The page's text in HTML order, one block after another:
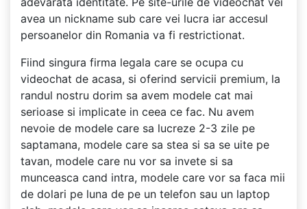
avea un nickname sub care vei lucra iar accesul
persoanelor din Romania va fi restrictionat.
Fiind singura firma legala care se ocupa cu
videochat de acasa, si oferind servicii premium, la
randul nostru dorim sa avem modele cat mai
serioase si implicate in ceea ce fac. Nu avem
nevoie de modele care sa lucreze 2-3 zile pe
saptamana, modele care sa stea si sa se uite pe
tavan, modele care nu vor sa invete si sa
munceasca cand intra, modele care vor sa faca mii
de dolari pe luna de pe un telefon sau un laptop